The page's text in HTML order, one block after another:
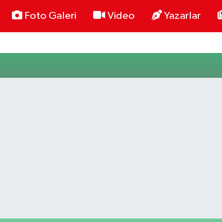
Foto Galeri Video Yazarlar